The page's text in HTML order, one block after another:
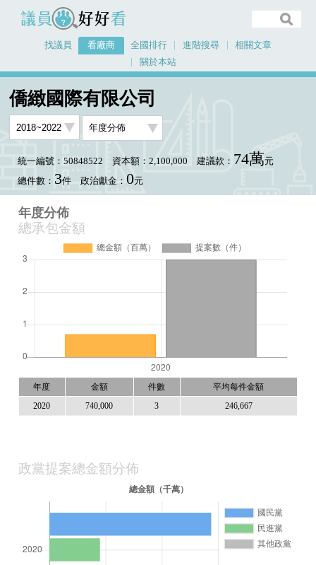
議員好好看
找議員 看廠商 全國排行 進階搜尋
相關文章
關於本站
僑緻國際有限公司
統一編號：50848522 資本額：2,100,000 建議款： 74萬元
總件數： 3件 政治獻金： 0元
年度分佈
總承包金額
年度 金額 件數 平均每件金額
2020 740,000 3 246,667
政黨提案總金額分佈